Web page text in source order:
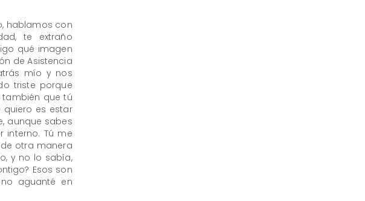
hablamos con
te extraño
qué imagen
de Asistencia
mío y nos
triste porque
que tú
es estar
aunque sabes
Tú me
otra manera
y no lo sabía,
Esos son
aguanté en